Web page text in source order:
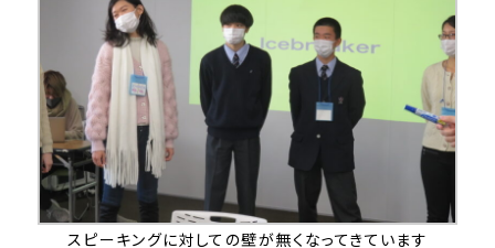
スピーキングに対しての壁が無くなってきています